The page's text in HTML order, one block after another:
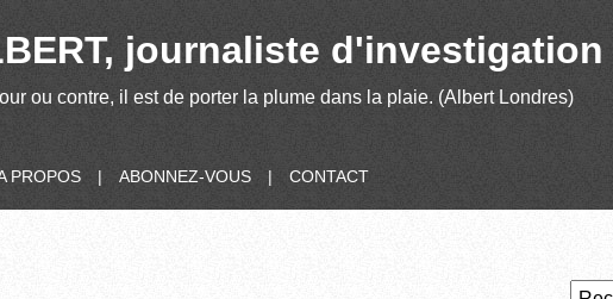
journaliste d'investigation
ou contre, il est de porter la plume dans la plaie. (Albert Londres)
PROPOS | ABONNEZ-VOUS | CONTACT